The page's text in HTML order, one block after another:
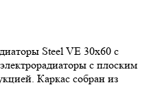
Steel VE 30х60 с
с плоским
Каркас собран из